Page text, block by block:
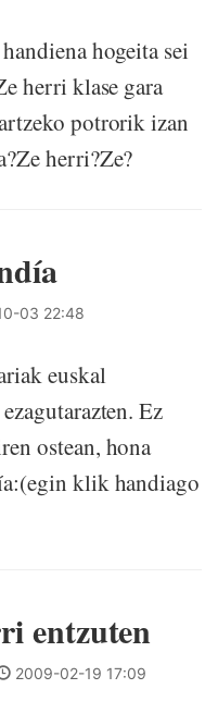
hogeita sei
herri klase gara
potrorik izan
herri?Ze?
03 22:48
euskal
Ez
ostean, hona
klik handiago
entzuten
2009-02-19 17:09